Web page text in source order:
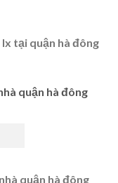
tại quận hà đông
quận hà đông
quận hà đông